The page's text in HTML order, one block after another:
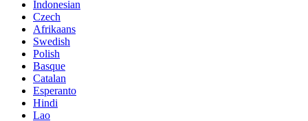
Indonesian
Czech
Afrikaans
Swedish
Polish
Basque
Catalan
Esperanto
Hindi
Lao